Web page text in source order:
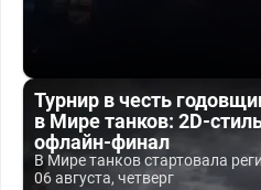
Турнир в честь
в Мире танков: 2D-
офлайн-финал
В Мире танков стартовала
06 августа, четверг